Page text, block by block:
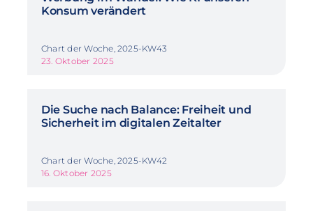
Konsum verändert
Chart der Woche, 2025-KW43
23. Oktober 2025
Die Suche nach Balance: Freiheit und
Sicherheit im digitalen Zeitalter
Chart der Woche, 2025-KW42
16. Oktober 2025